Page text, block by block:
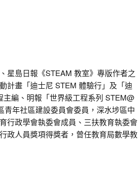
星島日報《STEAM 教室》專版作者之
計畫「迪士尼 STEM 體驗行」及「迪
編、明報「世界級工程系列 STEM@
年社區建設委員會委員，深水埗區中
行政學會執委會成員、三扶教育執委會
政人員獎項得獎者，曾任教育局數學教